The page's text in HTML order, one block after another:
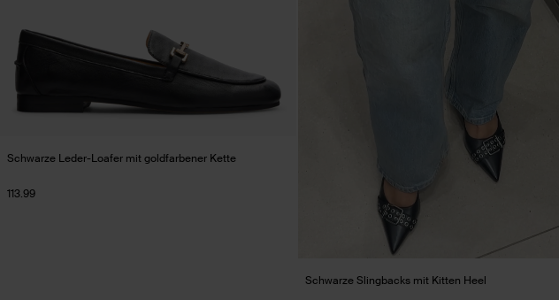
Schwarze Leder-Loafer mit goldfarbener Kette
113.99
Schwarze Slingbacks mit Kitten Heel